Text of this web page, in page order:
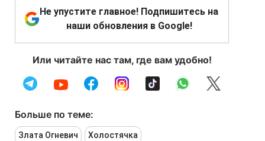
Не упустите главное! Подпишитесь на
наши обновления в Google!
Или читайте нас там, где вам удобно!
Больше по теме:
Злата Огневич Холостячка